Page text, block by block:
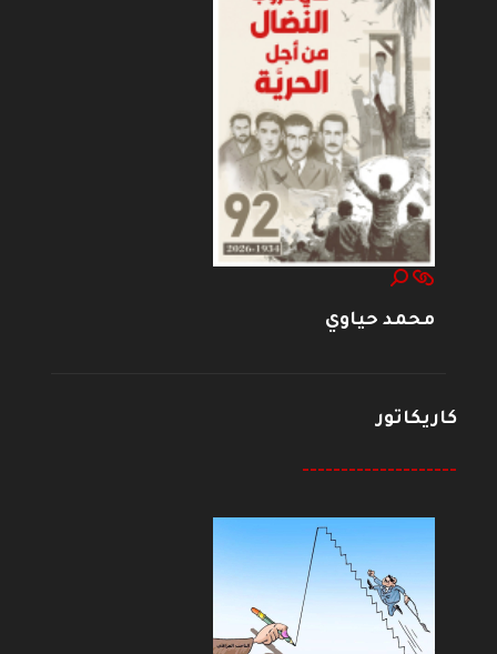
محمد حياوي
كاريكاتور
--------------------